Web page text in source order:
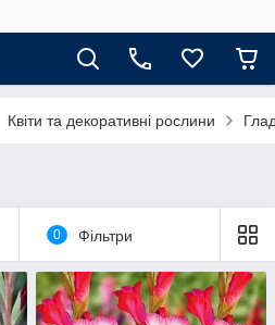
Квіти та декоративні рослини
0 Фільтри